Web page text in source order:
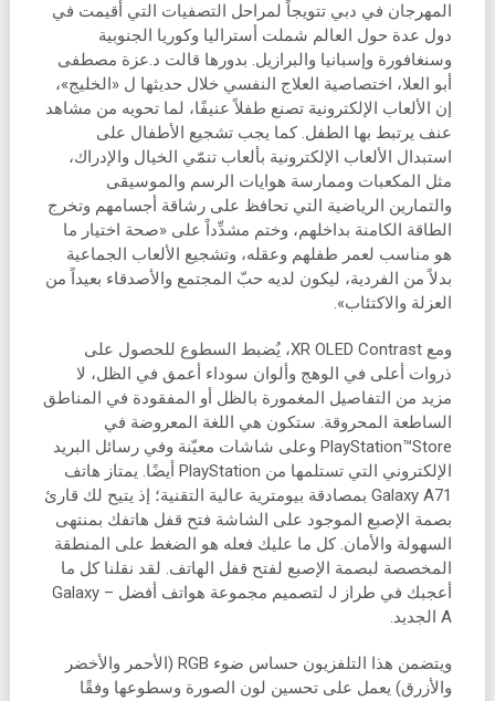
المهرجان في دبي تتويجاً لمراحل التصفيات التي أقيمت في
دول عدة حول العالم شملت أستراليا وكوريا الجنوبية
وسنغافورة وإسبانيا والبرازيل. بدورها قالت د.عزة مصطفى
أبو العلا، اختصاصية العلاج النفسي خلال حديثها ل «الخليج»،
إن الألعاب الإلكترونية تصنع طفلاً عنيفًا، لما تحويه من مشاهد
عنف يرتبط بها الطفل. كما يجب تشجيع الأطفال على
استبدال الألعاب الإلكترونية بألعاب تنمّي الخيال والإدراك،
مثل المكعبات وممارسة هوايات الرسم والموسيقى
والتمارين الرياضية التي تحافظ على رشاقة أجسامهم وتخرج
الطاقة الكامنة بداخلهم، وختم مشدِّداً على «صحة اختيار ما
هو مناسب لعمر طفلهم وعقله، وتشجيع الألعاب الجماعية
بدلاً من الفردية، ليكون لديه حبّ المجتمع والأصدقاء بعيداً من
العزلة والاكتئاب».
ومع XR OLED Contrast، يُضبط السطوع للحصول على
ذروات أعلى في الوهج وألوان سوداء أعمق في الظل، لا
مزيد من التفاصيل المغمورة بالظل أو المفقودة في المناطق
الساطعة المحروقة. ستكون هي اللغة المعروضة في
PlayStation™Store وعلى شاشات معيّنة وفي رسائل البريد
الإلكتروني التي تستلمها من PlayStation أيضًا. يمتاز هاتف
Galaxy A71 بمصادقة بيومترية عالية التقنية؛ إذ يتيح لك قارئ
بصمة الإصبع الموجود على الشاشة فتح قفل هاتفك بمنتهى
السهولة والأمان. كل ما عليك فعله هو الضغط على المنطقة
المخصصة لبصمة الإصبع لفتح قفل الهاتف. لقد نقلنا كل ما
أعجبك في طراز J لتصميم مجموعة هواتف أفضل – Galaxy
A الجديد.
ويتضمن هذا التلفزيون حساس ضوء RGB (الأحمر والأخضر
والأزرق) يعمل على تحسين لون الصورة وسطوعها وفقًا